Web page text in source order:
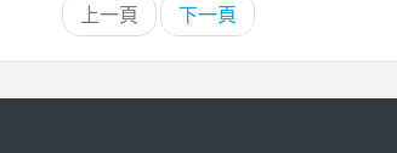
上一頁 下一頁